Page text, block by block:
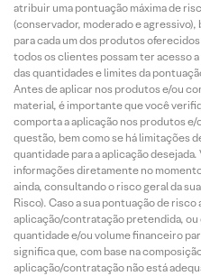
atribuir uma pontuação máxima de
(conservador, moderado e
para cada um dos produtos
todos os clientes possam ter acesso
das quantidades e limites da
Antes de aplicar nos produtos e/ou
material, é importante que você
comporta a aplicação nos produtos
questão, bem como se há limitações
quantidade para a aplicação
informações diretamente no
ainda, consultando o risco geral da
Risco). Caso a sua pontuação de
aplicação/contratação pretendida, ou
quantidade e/ou volume financeiro
significa que, com base na
aplicação/contratação não está